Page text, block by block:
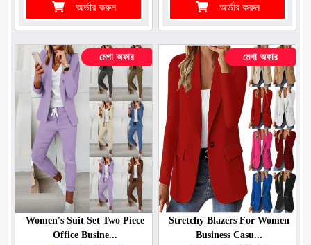
অর্ডার করুন অর্ডার করুন
মেগা অফার
Women's Suit Set Two Piece
Office Busine...
মেগা অফার
Stretchy Blazers For Women
Business Casu...